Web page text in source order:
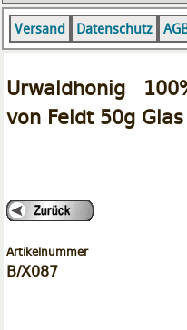
Versand Datenschutz
Urwaldhonig
von Feldt 50g Glas
Artikelnummer
B/X087